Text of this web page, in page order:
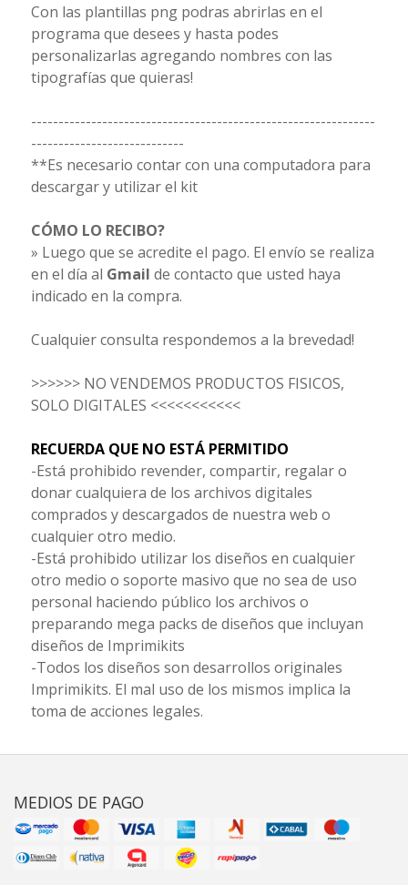
Con las plantillas png podras abrirlas en el
programa que desees y hasta podes
personalizarlas agregando nombres con las
tipografías que quieras!
---------------------------------------------------------------
----------------------------
**Es necesario contar con una computadora para
descargar y utilizar el kit
CÓMO LO RECIBO?
» Luego que se acredite el pago. El envío se realiza
en el día al Gmail de contacto que usted haya
indicado en la compra.
Cualquier consulta respondemos a la brevedad!
>>>>>> NO VENDEMOS PRODUCTOS FISICOS,
SOLO DIGITALES <<<<<<<<<<<
RECUERDA QUE NO ESTÁ PERMITIDO
-Está prohibido revender, compartir, regalar o
donar cualquiera de los archivos digitales
comprados y descargados de nuestra web o
cualquier otro medio.
-Está prohibido utilizar los diseños en cualquier
otro medio o soporte masivo que no sea de uso
personal haciendo público los archivos o
preparando mega packs de diseños que incluyan
diseños de Imprimikits
-Todos los diseños son desarrollos originales
Imprimikits. El mal uso de los mismos implica la
toma de acciones legales.
MEDIOS DE PAGO